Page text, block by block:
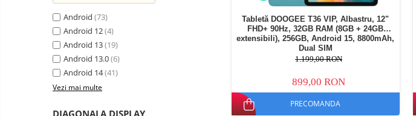
Accesorii Smartwatch
Trotinete
Piese si accesorii
Biciclete
electrice
Gadgets
Smart Home
Produse Ingrijire Personala
Accesorii Gadgets
Android (73)
Android 12(4)
Android 13(19)
Android 13.0(6)
Android 14(41)
Vezi mai multe
DIAGONALA DISPLAY
Tabletă DOOGEE T36 VIP, Albastru, 12"
FHD+ 90Hz, 32GB RAM (8GB + 24GB
extensibili), 256GB, Android 15, 8800mAh,
Dual SIM
1.199,00 RON
899,00 RON
PRECOMANDA